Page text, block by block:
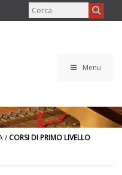
Menu
/CORSI DI PRIMO LIVELLO